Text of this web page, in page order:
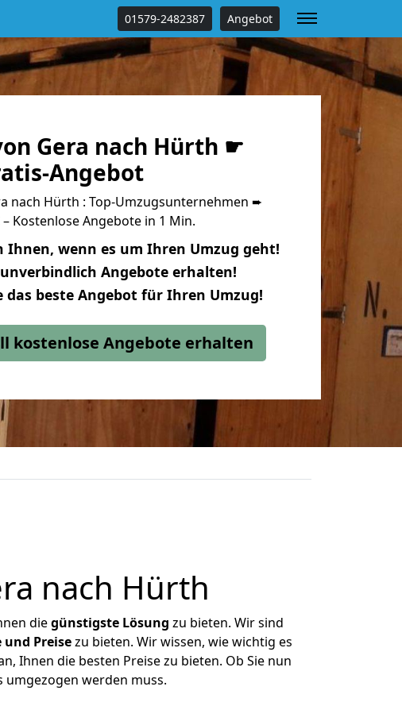
01579-2482387 Angebot
Gera nach Hürth ☛
Angebot
nach Hürth : Top-Umzugsunternehmen ➨
Kostenlose Angebote in 1 Min.
Ihnen, wenn es um Ihren Umzug geht!
Angebote erhalten!
das beste Angebot für Ihren Umzug!
kostenlose Angebote erhalten
nach Hürth
diegünstigste Lösung zu bieten. Wir sind
Preisezu bieten. Wir wissen, wie wichtig es
Ihnen die besten Preise zu bieten. Ob Sie nun
umgezogen werden muss.